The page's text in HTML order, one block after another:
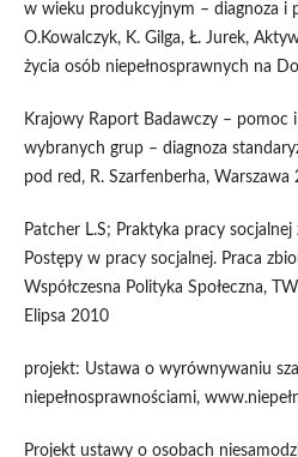
w wieku produkcyjnym – diagnoza i
O.Kowalczyk, K. Gilga, Ł. Jurek,
życia osób niepełnosprawnych na
Krajowy Raport Badawczy – pomoc
wybranych grup – diagnoza
pod red, R. Szarfenberha, Warszawa
Patcher L.S; Praktyka pracy
Postępy w pracy socjalnej. Praca
Współczesna Polityka Społeczna,
Elipsa 2010
projekt: Ustawa o wyrównywaniu
niepełnosprawnościami,
Projekt ustawy o osobach